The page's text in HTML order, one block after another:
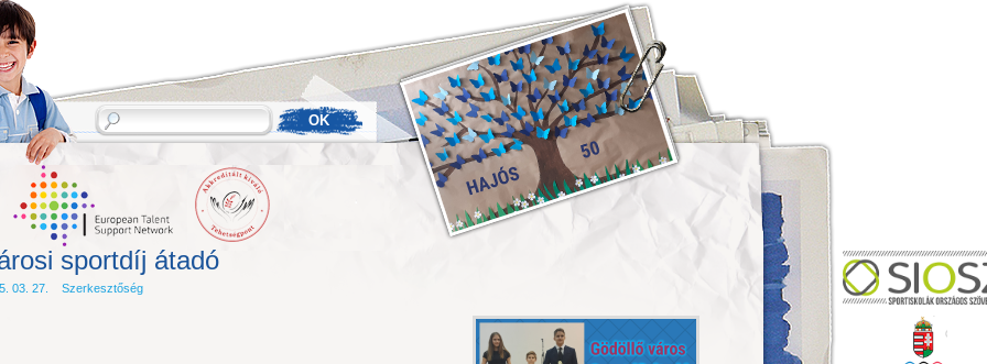
sportdíj átadó
03. 27. Szerkesztőség